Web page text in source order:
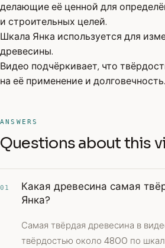
делающие её ценной для
и строительных целей.
Шкала Янка используется для
древесины.
Видео подчёркивает, что
на её применение и долговечность.
ANSWERS
Questions about this
01
Какая древесина самая
Янка?
Самая твёрдая древесина в
твёрдостью около 4800 по